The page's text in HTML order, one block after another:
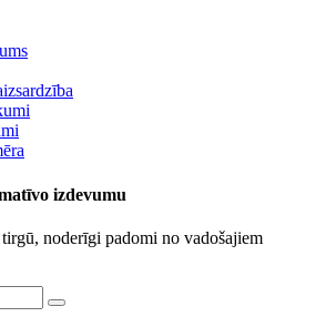
izdevumu
noderīgi padomi no vadošajiem